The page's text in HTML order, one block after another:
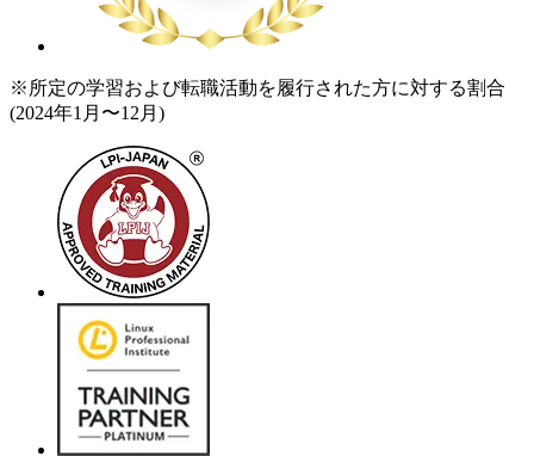
※所定の学習および転職活動を履行された方に対する割合
(2024年1月〜12月)